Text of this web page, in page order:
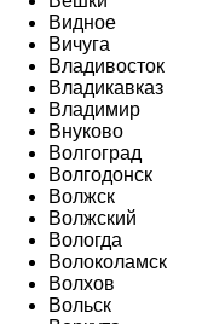
Видное
Вичуга
Владивосток
Владикавказ
Владимир
Внуково
Волгоград
Волгодонск
Волжск
Волжский
Вологда
Волоколамск
Волхов
Вольск